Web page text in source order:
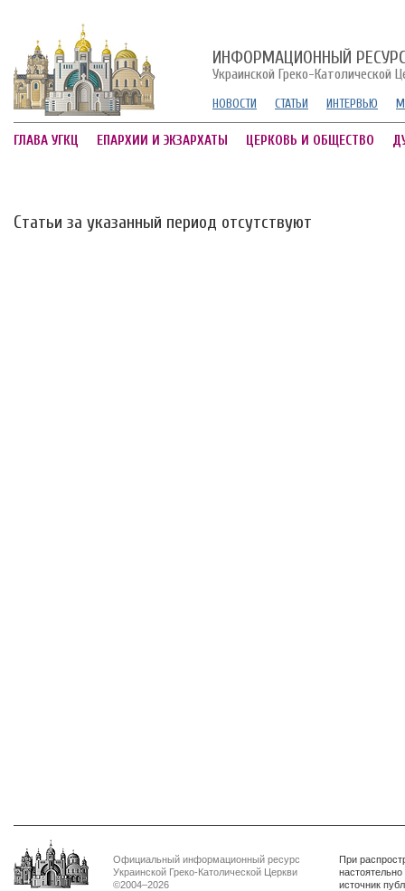
ИНФОРМАЦИОННЫЙ
Украинской Греко-Католической
НОВОСТИ СТАТЬИ ИНТЕРВЬЮ
ГЛАВА УГКЦ ЕПАРХИИ И ЭКЗАРХАТЫ ЦЕРКОВЬ И ОБЩЕСТВО
Статьи за указанный период отсутствуют
Официальный информационный ресурс
Украинской Греко-Католической Церкви
©2004–2026
При
источник